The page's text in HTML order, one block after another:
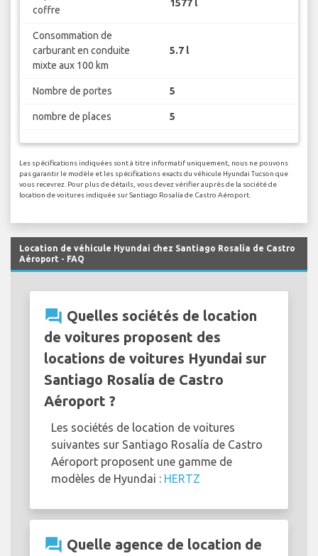
coffre
1577 l
Consommation de
carburant en conduite
mixte aux 100 km
5.7 l
Nombre de portes 5
nombre de places 5
Les spécifications indiquées sont à titre informatif uniquement, nous ne pouvons
pas garantir le modèle et les spécifications exacts du véhicule Hyundai Tucson que
vous recevrez. Pour plus de détails, vous devez vérifier auprès de la société de
location de voitures indiquée sur Santiago Rosalía de Castro Aéroport.
Location de véhicule Hyundai chez Santiago Rosalía de Castro
Aéroport - FAQ
question_answer Quelles sociétés de location
de voitures proposent des
locations de voitures Hyundai sur
Santiago Rosalía de Castro
Aéroport ?
Les sociétés de location de voitures
suivantes sur Santiago Rosalía de Castro
Aéroport proposent une gamme de
modèles de Hyundai : HERTZ
question_answer Quelle agence de location de